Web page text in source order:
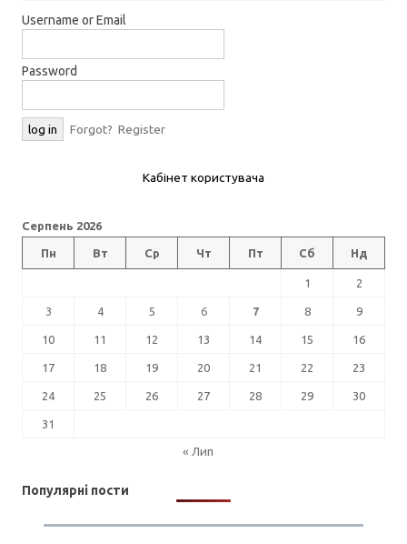
Username or Email
Password
Forgot? Register
Кабінет користувача
Серпень 2026
Пн Вт Ср Чт Пт Сб Нд
1 2
3 4 5 6 7 8 9
10 11 12 13 14 15 16
17 18 19 20 21 22 23
24 25 26 27 28 29 30
31
« Лип
Популярні пости